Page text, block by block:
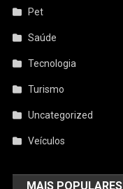
Pet
Saúde
Tecnologia
Turismo
Uncategorized
Veículos
MAIS POPULARES